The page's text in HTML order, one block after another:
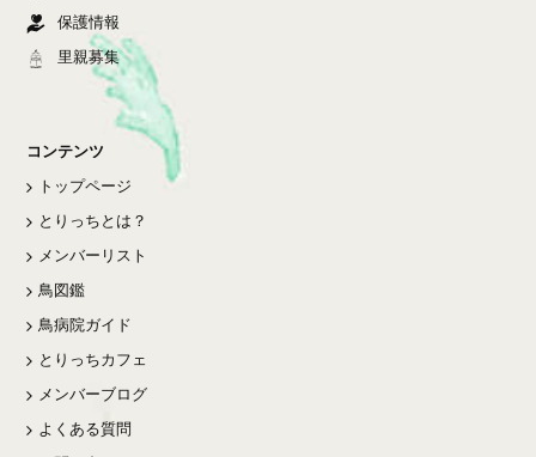
保護情報
里親募集
コンテンツ
トップページ
とりっちとは？
メンバーリスト
鳥図鑑
鳥病院ガイド
とりっちカフェ
メンバーブログ
よくある質問